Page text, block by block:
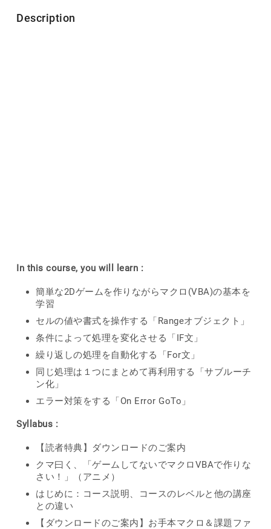
Description
In this course, you will learn :
簡単な2Dゲームを作りながらマクロ(VBA)の基本を
学習
セルの値や書式を操作する「Rangeオブジェクト」
条件によって処理を変化させる「IF文」
繰り返しの処理を自動化する「For文」
同じ処理は１つにまとめて再利用する「サブルーチ
ン化」
エラー対策をする「On Error GoTo」
Syllabus :
【読者特典】ダウンロードのご案内
クマ曰く、「ゲームしてないでマクロVBAで作りな
さい！」（アニメ）
はじめに：コース説明、コースのレベルと他の講座
との違い
【ダウンロードのご案内】お手本マクロ＆課題ファ